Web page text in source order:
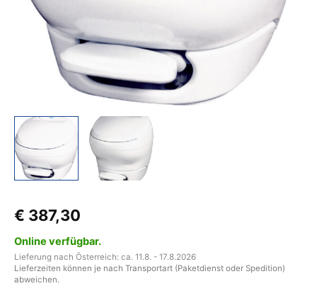
€ 387,30
Online verfügbar.
Lieferung nach Österreich: ca. 11.8. - 17.8.2026
Lieferzeiten können je nach Transportart (Paketdienst oder Spedition)
abweichen.